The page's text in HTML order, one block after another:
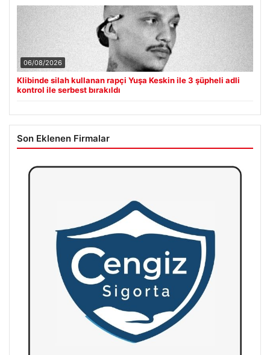
06/08/2026
Klibinde silah kullanan rapçi Yuşa Keskin ile 3 şüpheli adli
kontrol ile serbest bırakıldı
Son Eklenen Firmalar